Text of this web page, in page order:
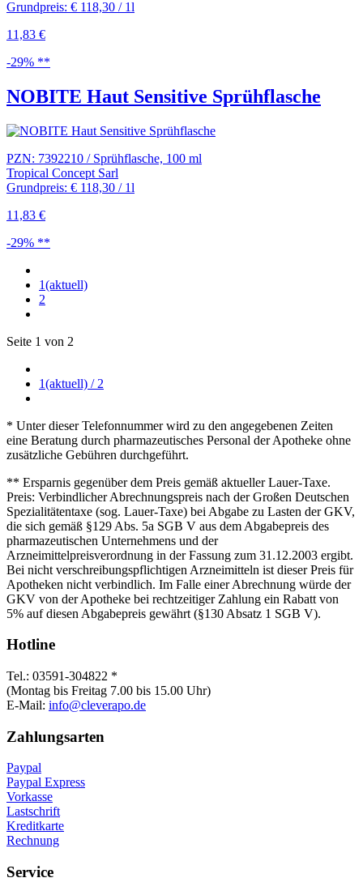
Grundpreis: € 118,30 / 1l
11,83 €
-29% **
NOBITE Haut Sensitive Sprühflasche
PZN: 7392210 / Sprühflasche, 100 ml
Tropical Concept Sarl
Grundpreis: € 118,30 / 1l
11,83 €
-29% **
1(aktuell)
2
Seite 1 von 2
1(aktuell) / 2
* Unter dieser Telefonnummer wird zu den angegebenen Zeiten
eine Beratung durch pharmazeutisches Personal der Apotheke ohne
zusätzliche Gebühren durchgeführt.
** Ersparnis gegenüber dem Preis gemäß aktueller Lauer-Taxe.
Preis: Verbindlicher Abrechnungspreis nach der Großen Deutschen
Spezialitätentaxe (sog. Lauer-Taxe) bei Abgabe zu Lasten der GKV,
die sich gemäß §129 Abs. 5a SGB V aus dem Abgabepreis des
pharmazeutischen Unternehmens und der
Arzneimittelpreisverordnung in der Fassung zum 31.12.2003 ergibt.
Bei nicht verschreibungspflichtigen Arzneimitteln ist dieser Preis für
Apotheken nicht verbindlich. Im Falle einer Abrechnung würde der
GKV von der Apotheke bei rechtzeitiger Zahlung ein Rabatt von
5% auf diesen Abgabepreis gewährt (§130 Absatz 1 SGB V).
Hotline
Tel.: 03591-304822 *
(Montag bis Freitag 7.00 bis 15.00 Uhr)
E-Mail: info@cleverapo.de
Zahlungsarten
Paypal
Paypal Express
Vorkasse
Lastschrift
Kreditkarte
Rechnung
Service